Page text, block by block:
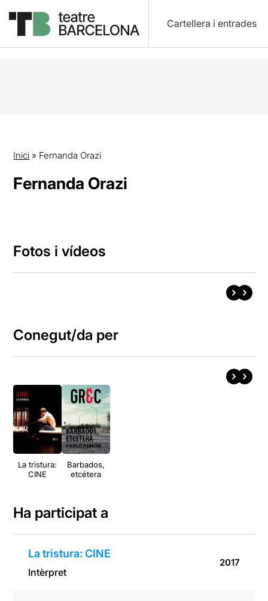
Cartellera i entrades
Inici » Fernanda Orazi
Fernanda Orazi
Fotos i vídeos
Conegut/da per
La tristura:
CINE
Barbados,
etcétera
Ha participat a
La tristura: CINE
Intèrpret
2017